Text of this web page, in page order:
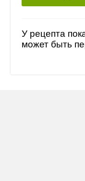
У рецепта
может быть